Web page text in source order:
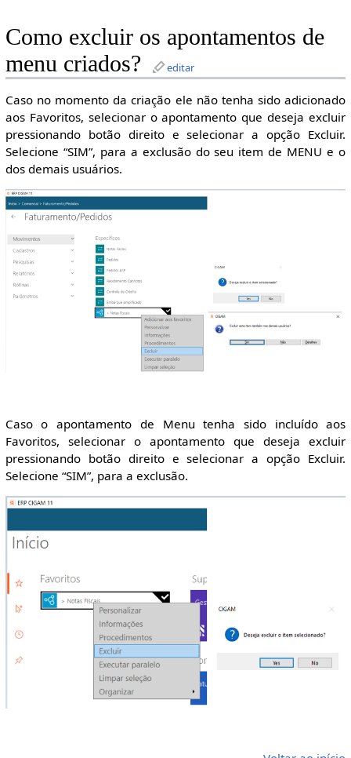
Como excluir os apontamentos de
menu criados?
editar
Caso no momento da criação ele não tenha sido adicionado
aos Favoritos, selecionar o apontamento que deseja excluir
pressionando botão direito e selecionar a opção Excluir.
Selecione “SIM”, para a exclusão do seu item de MENU e o
dos demais usuários.
Caso o apontamento de Menu tenha sido incluído aos
Favoritos, selecionar o apontamento que deseja excluir
pressionando botão direito e selecionar a opção Excluir.
Selecione “SIM”, para a exclusão.